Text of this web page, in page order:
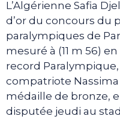
L’Algérienne Safia
d’or du concours du
paralympiques de
mesuré à (11 m 56)
record
compatriote Nassima
médaille de bronze,
disputée jeudi au